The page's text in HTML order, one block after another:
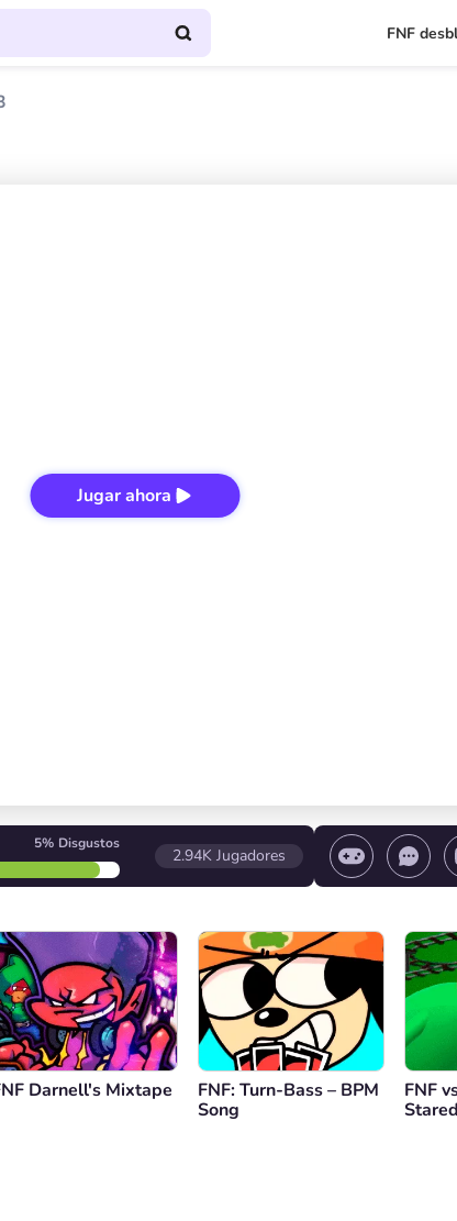
FNF
Jugar ahora
5% Disgustos
2.94K Jugadores
Detener el juego/ Seleccionar un nivel
Restablecimiento
Darnell's Mixtape
FNF: Turn-Bass – BPM
Song
FNF